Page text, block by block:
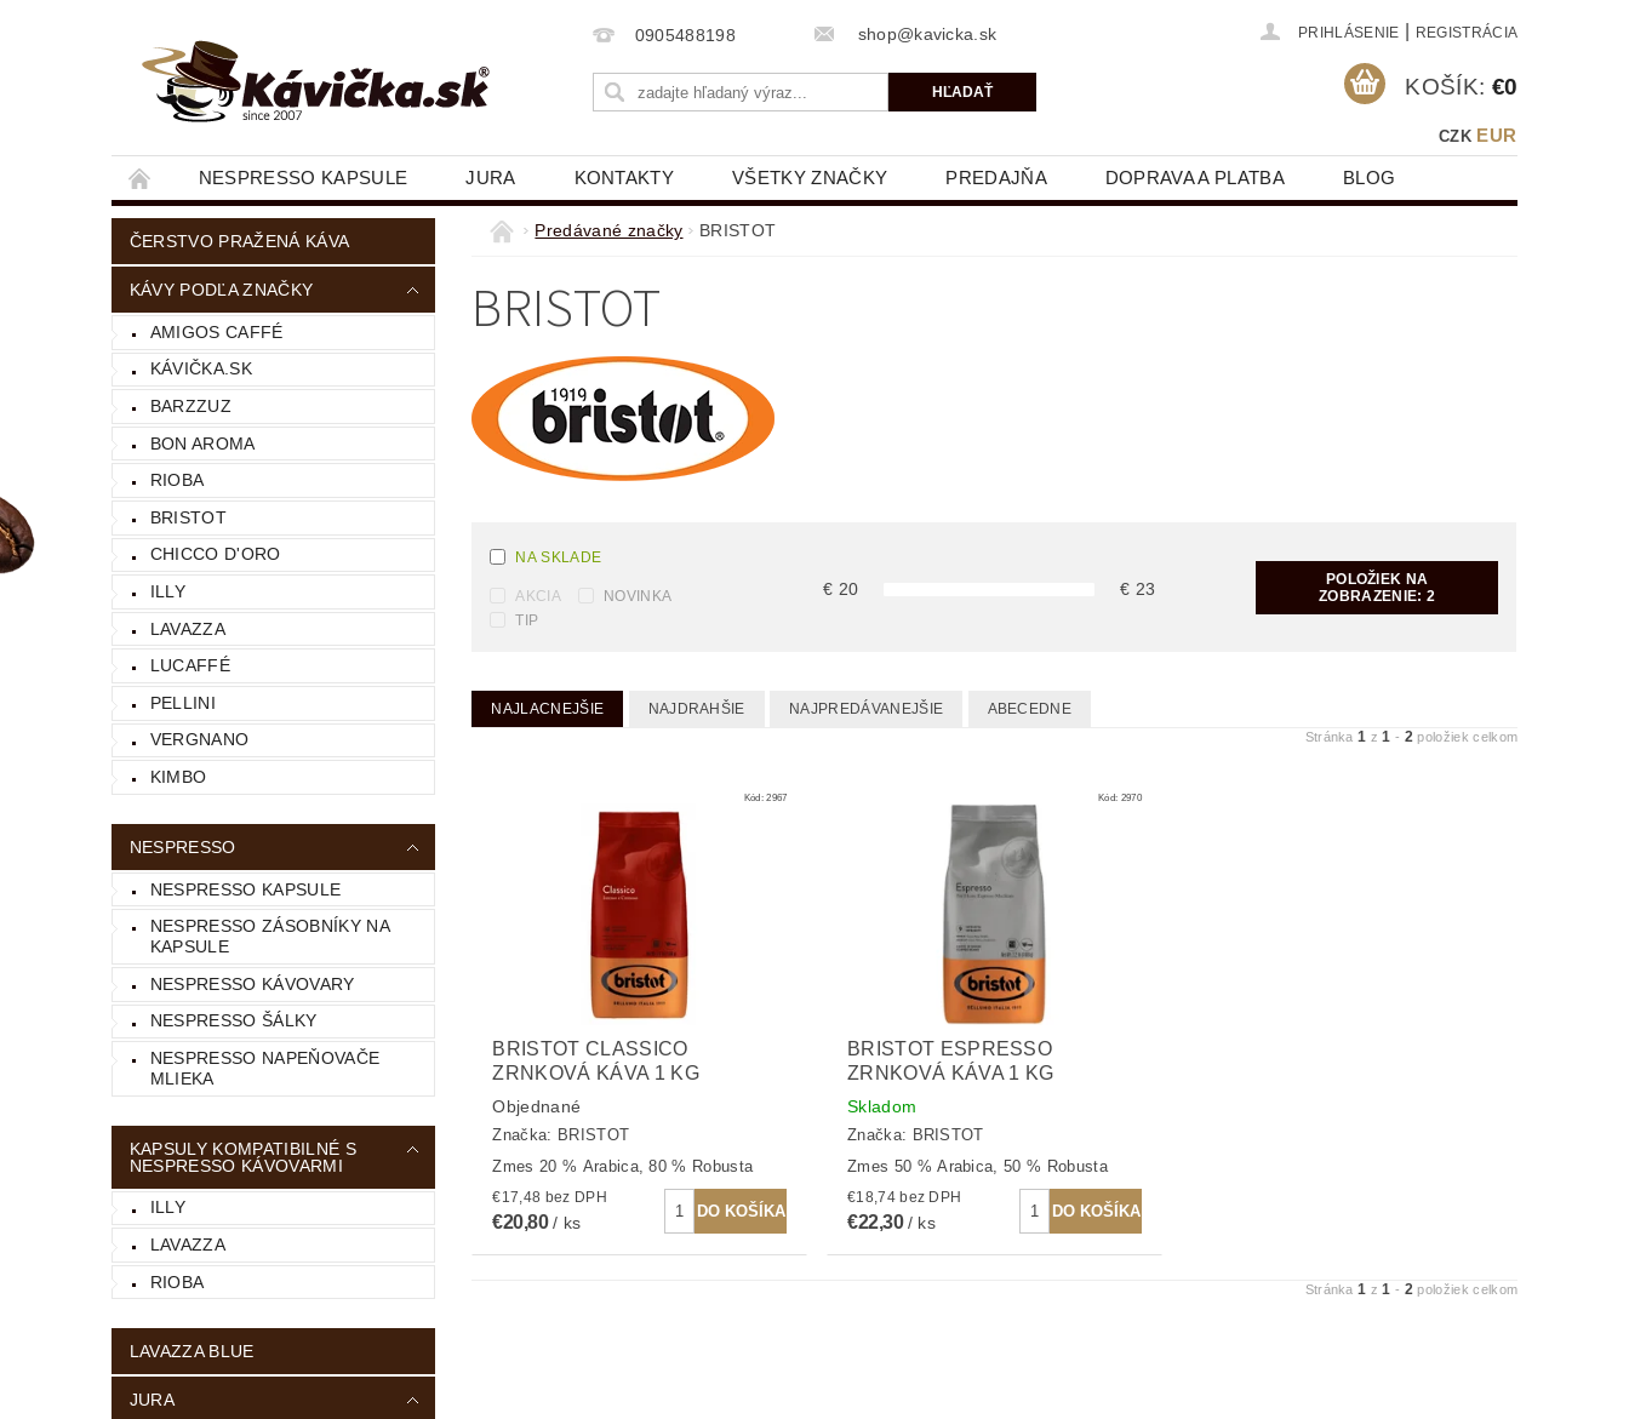
0905488198 shop@kavicka.sk PRIHLÁSENIE REGISTRÁCIA
CZK EUR
KOŠÍK: €0
NESPRESSO KAPSULE JURA KONTAKTY VŠETKY ZNAČKY PREDAJŇA DOPRAVA A PLATBA BLOG
ČERSTVO PRAŽENÁ KÁVA
KÁVY PODĽA ZNAČKY
AMIGOS CAFFÉ
KÁVIČKA.SK
BARZZUZ
BON AROMA
RIOBA
BRISTOT
CHICCO D'ORO
ILLY
LAVAZZA
LUCAFFÉ
PELLINI
VERGNANO
KIMBO
NESPRESSO
NESPRESSO KAPSULE
NESPRESSO ZÁSOBNÍKY NA
KAPSULE
NESPRESSO KÁVOVARY
NESPRESSO ŠÁLKY
NESPRESSO NAPEŇOVAČE
MLIEKA
KAPSULY KOMPATIBILNÉ S
NESPRESSO KÁVOVARMI
ILLY
LAVAZZA
RIOBA
LAVAZZA BLUE
JURA
Predávané značky BRISTOT
BRISTOT
NA SKLADE
AKCIA
NOVINKA
TIP
€ 20 € 23
POLOŽIEK NA
ZOBRAZENIE: 2
NAJLACNEJŠIE NAJDRAHŠIE NAJPREDÁVANEJŠIE ABECEDNE
Stránka1 z1 - 2 položiek celkom
Kód:2967
BRISTOT CLASSICO
ZRNKOVÁ KÁVA 1 KG
Objednané
Značka: BRISTOT
Zmes 20 % Arabica, 80 % Robusta
€17,48 bez DPH
€20,80/ ks
Kód: 2970
BRISTOT ESPRESSO
ZRNKOVÁ KÁVA 1 KG
Skladom
Značka: BRISTOT
Zmes 50 % Arabica, 50 % Robusta
€18,74 bez DPH
€22,30/ ks
Stránka1 z1 - 2 položiek celkom